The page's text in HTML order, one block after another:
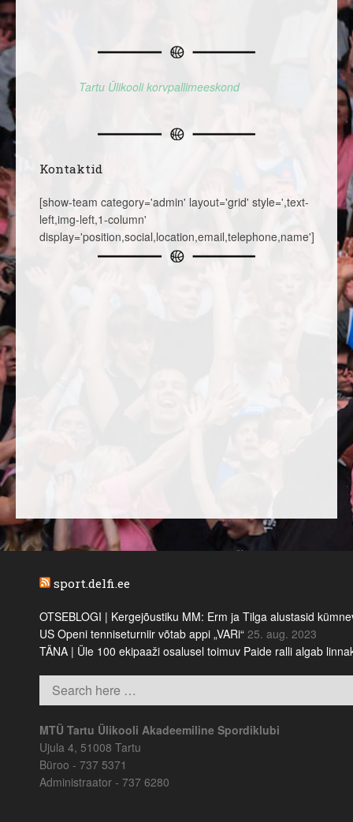
Tartu Ülikooli korvpallimeeskond
Kontaktid
[show-team category='admin' layout='grid' style=',text-
left,img-left,1-column'
display='position,social,location,email,telephone,name']
sport.delfi.ee
OTSEBLOGI | Kergejõustiku MM: Erm ja Tilga alustasid
US Openi tenniseturniir võtab appi „VARi“ 25. aug. 2023
TÄNA | Üle 100 ekipaaži osalusel toimuv Paide ralli algab
MTÜ Tartu Ülikooli Akadeemiline Spordiklubi
Ujula 4, 51008 Tartu
Büroo - 737 5371
Administraator - 737 6280